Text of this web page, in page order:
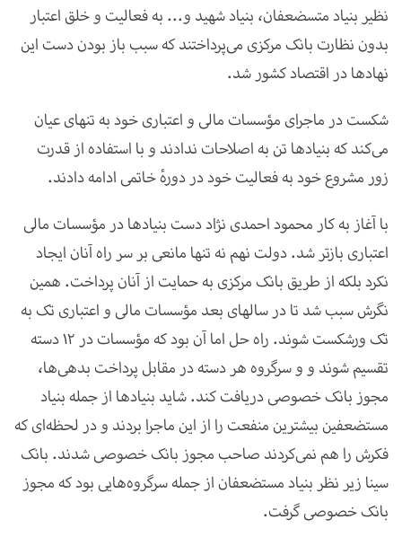
نظیر بنیاد متسضعفان، بنیاد شهید و... به فعالیت و خلق اعتبار
بدون نظارت بانک مرکزی می‌پرداختند که سبب باز بودن دست این
نهادها در اقتصاد کشور شد.
شکست در ماجرای مؤسسات مالی و اعتباری خود به تنهای عیان
می‌کند که بنیادها تن به اصلاحات ندادند و با استفاده از قدرت
زور مشروع خود به فعالیت خود در دورهٔ خاتمی ادامه دادند.
با آغاز به کار محمود احمدی نژاد دست بنیادها در مؤسسات مالی
اعتباری بازتر شد. دولت نهم نه تنها مانعی بر سر راه آنان ایجاد
نکرد بلکه از طریق بانک مرکزی به حمایت از آنان پرداخت. همین
نگرش سبب شد تا در سالهای بعد مؤسسات مالی و اعتباری تک به
تک ورشکست شوند. راه حل اما آن بود که مؤسسات در 12 دسته
تقسیم شوند و و سرگروه هر دسته در مقابل پرداخت بدهی‌ها،
مجوز بانک خصوصی دریافت کند. شاید بنیادها از جمله بنیاد
مستضعفین بیشترین منفعت را از این ماجرا بردند و در لحظه‌ای که
فکرش را هم نمی‌کردند صاحب مجوز بانک خصوصی شدند. بانک
سینا زیر نظر بنیاد مستضعفان از جمله سرگروه‌هایی بود که مجوز
بانک خصوصی گرفت.